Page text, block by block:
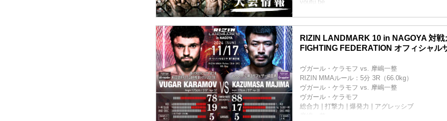
youtu.be
終了予定時間
20:00〜21:00頃
りますのでご了承ください。
会場
ポートメッセなごや 第1展示館
あおなみ線「金城ふ頭駅」から徒歩約3分
第1展示館 – 公式 | ポートメッセなごや | 名古屋市
RIZIN LANDMARK 10 in NAGOYA 対戦
FIGHTING FEDERATION オフィシャル
ヴガール・ケラモフ vs. 摩嶋一整
RIZIN MMAルール：5分 3R（66.0kg）
ヴガール・ケラモフ vs. 摩嶋一整
ヴガール・ケラモフ
総合力 | 打撃力 | 爆発力 | アグレッシブ